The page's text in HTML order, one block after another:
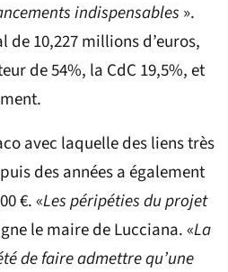
indispensables ».
10,227 millions d’euros,
de 54%, la CdC 19,5%, et
avec laquelle des liens très
des années a également
€. «Les péripéties du projet
le maire de Lucciana. «La
de faire admettre qu’une